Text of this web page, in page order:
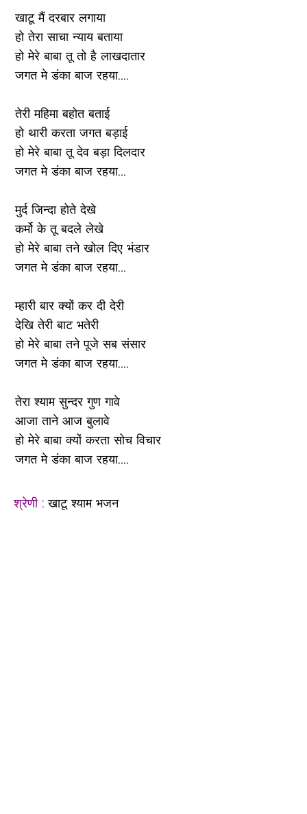
खाटू मैं दरबार लगाया
हो तेरा साचा न्याय बताया
हो मेरे बाबा तू तो है लाखदातार
जगत मे डंका बाज रहया....
तेरी महिमा बहोत बताई
हो थारी करता जगत बड़ाई
हो मेरे बाबा तू देव बड़ा दिलदार
जगत मे डंका बाज रहया...
मुर्द जिन्दा होते देखे
कर्मो के तू बदले लेखे
हो मेरे बाबा तने खोल दिए भंडार
जगत मे डंका बाज रहया...
म्हारी बार क्यों कर दी देरी
देखि तेरी बाट भतेरी
हो मेरे बाबा तने पूजे सब संसार
जगत मे डंका बाज रहया....
तेरा श्याम सुन्दर गुण गावे
आजा ताने आज बुलावे
हो मेरे बाबा क्यों करता सोच विचार
जगत मे डंका बाज रहया....
श्रेणी :खाटू श्याम भजन